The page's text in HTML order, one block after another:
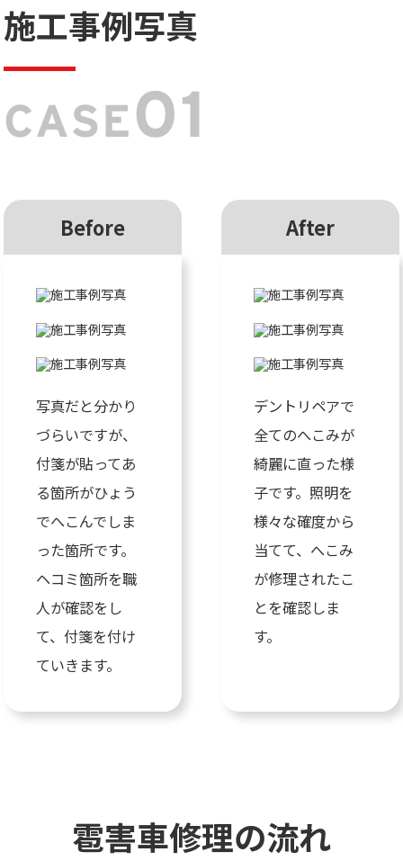
施工事例写真
CASE01
Before
写真だと分かり
づらいですが、
付箋が貼ってあ
る箇所がひょう
でへこんでしま
った箇所です。
ヘコミ箇所を職
人が確認をし
て、付箋を付け
ていきます。
After
デントリペアで
全てのへこみが
綺麗に直った様
子です。照明を
様々な確度から
当てて、へこみ
が修理されたこ
とを確認しま
す。
雹害車修理の流れ